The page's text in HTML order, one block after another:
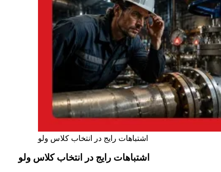
اشتباهات رایج در انتخاب کلاس ولو
اشتباهات رایج در انتخاب کلاس ولو